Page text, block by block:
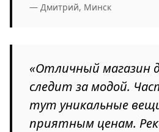
— Дмитрий, Минск
«Отличный магазин
следит за модой.
тут уникальные
приятным ценам.